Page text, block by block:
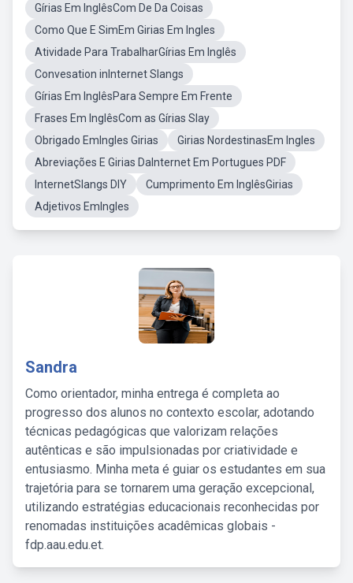
Gírias Em InglêsCom De Da Coisas
Como Que E SimEm Girias Em Ingles
Atividade Para TrabalharGírias Em Inglês
Convesation inInternet Slangs
Gírias Em InglêsPara Sempre Em Frente
Frases Em InglêsCom as Gírias Slay
Obrigado EmIngles Girias
Girias NordestinasEm Ingles
Abreviações E Girias DaInternet Em Portugues PDF
InternetSlangs DIY
Cumprimento Em InglêsGirias
Adjetivos EmIngles
Sandra
Como orientador, minha entrega é completa ao
progresso dos alunos no contexto escolar, adotando
técnicas pedagógicas que valorizam relações
autênticas e são impulsionadas por criatividade e
entusiasmo. Minha meta é guiar os estudantes em sua
trajetória para se tornarem uma geração excepcional,
utilizando estratégias educacionais reconhecidas por
renomadas instituições acadêmicas globais -
fdp.aau.edu.et.